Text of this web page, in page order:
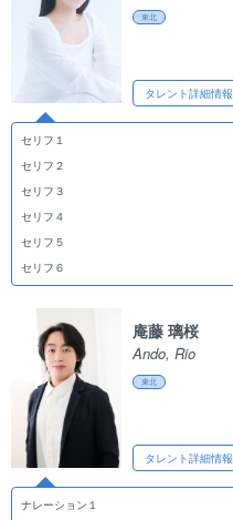
東北
タレント詳細情報
セリフ１
セリフ２
セリフ３
セリフ４
セリフ５
セリフ６
庵藤 璃桜
Ando, Rio
東北
タレント詳細情報
ナレーション１